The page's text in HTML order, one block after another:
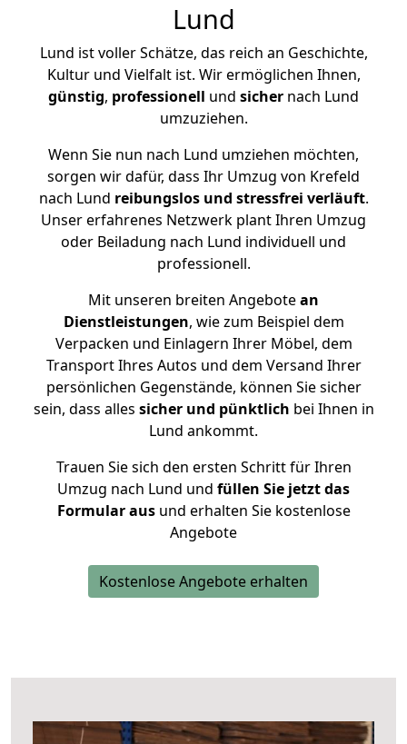
Lund
Lund ist voller Schätze, das reich an Geschichte,
Kultur und Vielfalt ist. Wir ermöglichen Ihnen,
günstig, professionell und sicher nach Lund
umzuziehen.
Wenn Sie nun nach Lund umziehen möchten,
sorgen wir dafür, dass Ihr Umzug von Krefeld
nach Lund reibungslos und stressfrei verläuft.
Unser erfahrenes Netzwerk plant Ihren Umzug
oder Beiladung nach Lund individuell und
professionell.
Mit unseren breiten Angebotean
Dienstleistungen, wie zum Beispiel dem
Verpacken und Einlagern Ihrer Möbel, dem
Transport Ihres Autos und dem Versand Ihrer
persönlichen Gegenstände, können Sie sicher
sein, dass alles sicher und pünktlich bei Ihnen in
Lund ankommt.
Trauen Sie sich den ersten Schritt für Ihren
Umzug nach Lund und füllen Sie jetzt das
Formular ausund erhalten Sie kostenlose
Angebote
Kostenlose Angebote erhalten